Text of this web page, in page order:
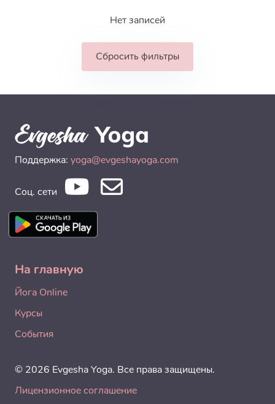
Нет записей
Сбросить фильтры
Поддержка: yoga@evgeshayoga.com
Соц. сети
На главную
Йога Online
Курсы
События
© 2026 Evgesha Yoga. Все права защищены.
Лицензионное соглашение